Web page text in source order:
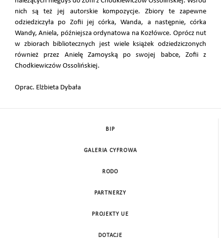
nich są też jej autorskie kompozycje. Zbiory te zapewne
odziedziczyła po Zofii jej córka, Wanda, a następnie, córka
Wandy, Aniela, późniejsza ordynatowa na Kozłówce. Oprócz nut
w zbiorach bibliotecznych jest wiele książek odziedziczonych
również przez Anielę Zamoyską po swojej babce, Zofii z
Chodkiewiczów Ossolińskiej.
Oprac. Elżbieta Dybała
BIP
GALERIA CYFROWA
RODO
PARTNERZY
PROJEKTY UE
DOTACJE